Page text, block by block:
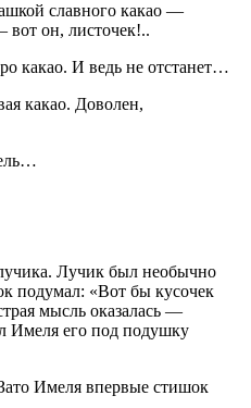
славного какао —
он, листочек!..
какао. И ведь не отстанет…
какао. Доволен,
Лучик был необычно
подумал: «Вот бы кусочек
мысль оказалась —
Имеля его под подушку
Имеля впервые стишок